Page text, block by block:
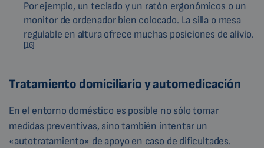
Por ejemplo, un teclado y un ratón ergonómicos o un
monitor de ordenador bien colocado. La silla o mesa
regulable en altura ofrece muchas posiciones de alivio.
[16]
Tratamiento domiciliario y automedicación
En el entorno doméstico es posible no sólo tomar
medidas preventivas, sino también intentar un
«autotratamiento» de apoyo en caso de dificultades.